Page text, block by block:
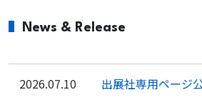
News & Release
2026.07.10 出展社専用ページ